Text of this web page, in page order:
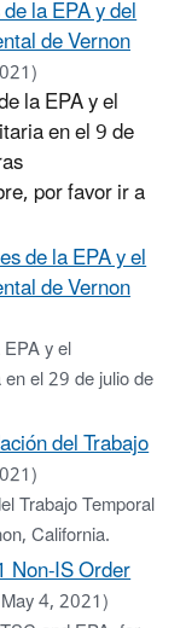
la EPA y del
de Vernon
la EPA y el
en el 9 de
por favor ir a
de la EPA y el
de Vernon
y el
el 29 de julio de
del Trabajo
Trabajo Temporal
California.
Non-IS Order
4, 2021)